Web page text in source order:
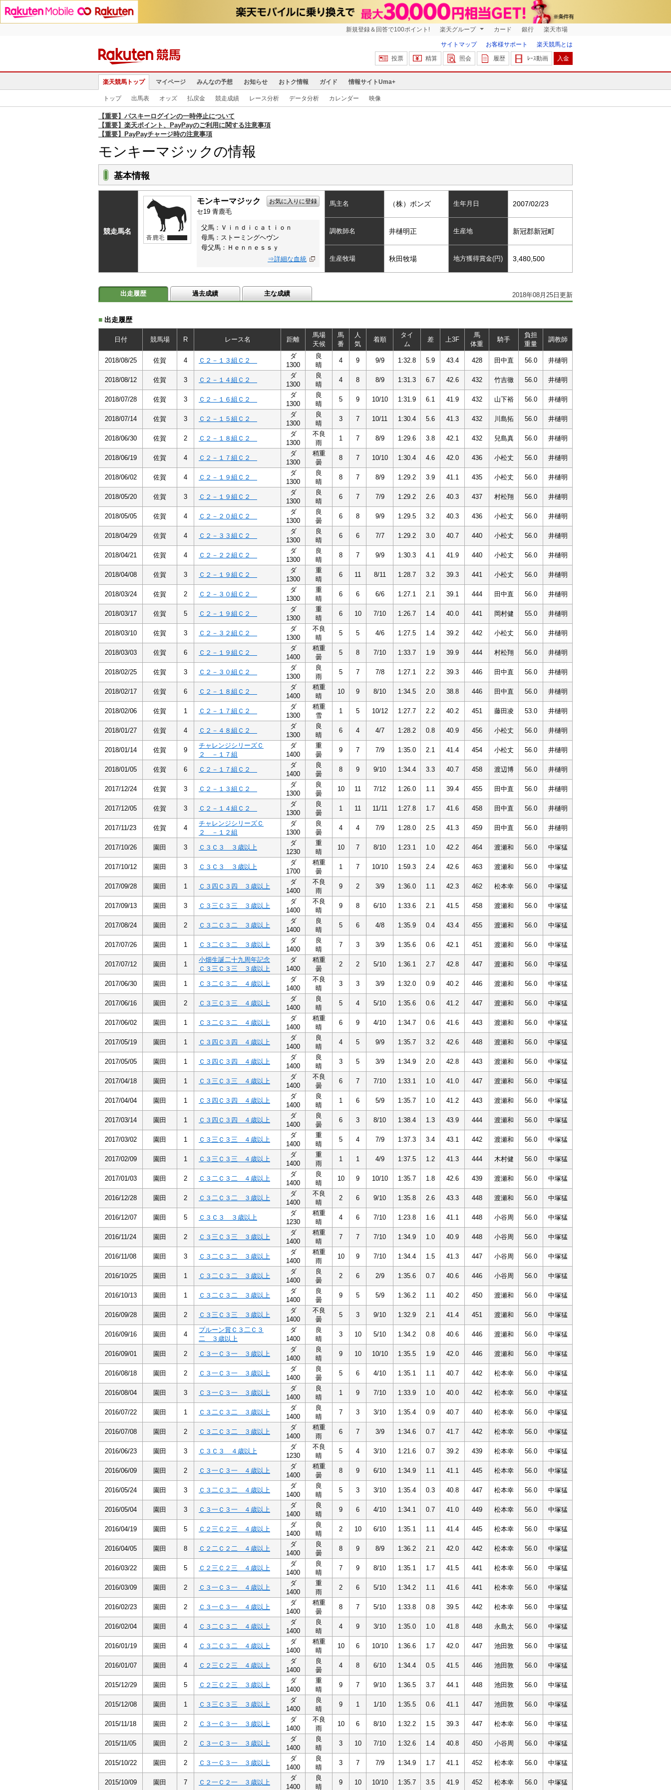
新規登録＆回答で100ポイント! 楽天グループ カード 銀行 楽天市場
サイトマップ お客様サポート
楽天競馬とは
投票
精算 照会 履歴 ﾚｰｽ動画 入金
楽天競馬トップ マイページ みんなの予想 お知らせ おトク情報 ガイド 情報サイトUma+
トップ 出馬表 オッズ 払戻金 競走成績 レース分析 データ分析 カレンダー 映像
【重要】パスキーログインの一時停止について
【重要】楽天ポイント、PayPayのご利用に関する注意事項
【重要】PayPayチャージ時の注意事項
モンキーマジックの情報
基本情報
競走馬名
モンキーマジック お気に入りに登録
セ19 青鹿毛
父馬：Ｖｉｎｄｉｃａｔｉｏｎ
母馬：ストーミングヘヴン
母父馬：Ｈｅｎｎｅｓｓｙ
⇒詳細な血統
馬主名 （株）ボンズ 生年月日 2007/02/23
調教師名 井樋明正 生産地 新冠郡新冠町
生産牧場 秋田牧場 地方獲得賞金(円) 3,480,500
2018年08月25日更新
出走履歴 過去成績 主な成績
■ 出走履歴
日付 競馬場 R レース名 距離
馬場
天候
馬
番
人
気
着順
タイ
ム
差 上3F
馬
体重
騎手
負担
重量
調教師
2018/08/25 佐賀 4 Ｃ２－１３組Ｃ２
ダ
1300
良
晴
4 9 9/9 1:32.8 5.9 43.4 428 田中直 56.0 井樋明
2018/08/12 佐賀 3 Ｃ２－１４組Ｃ２
ダ
1300
良
晴
4 8 8/9 1:31.3 6.7 42.6 432 竹吉徹 56.0 井樋明
2018/07/28 佐賀 3 Ｃ２－１６組Ｃ２
ダ
1300
良
晴
5 9 10/10 1:31.9 6.1 41.9 432 山下裕 56.0 井樋明
2018/07/14 佐賀 3 Ｃ２－１５組Ｃ２
ダ
1300
良
晴
3 7 10/11 1:30.4 5.6 41.3 432 川島拓 56.0 井樋明
2018/06/30 佐賀 2 Ｃ２－１８組Ｃ２
ダ
1300
不良
雨
1 7 8/9 1:29.6 3.8 42.1 432 兒島真 56.0 井樋明
2018/06/19 佐賀 4 Ｃ２－１７組Ｃ２
ダ
1300
稍重
曇
8 7 10/10 1:30.4 4.6 42.0 436 小松丈 56.0 井樋明
2018/06/02 佐賀 4 Ｃ２－１９組Ｃ２
ダ
1300
良
晴
8 7 8/9 1:29.2 3.9 41.1 435 小松丈 56.0 井樋明
2018/05/20 佐賀 3 Ｃ２－１９組Ｃ２
ダ
1300
良
晴
6 7 7/9 1:29.2 2.6 40.3 437 村松翔 56.0 井樋明
2018/05/05 佐賀 4 Ｃ２－２０組Ｃ２
ダ
1300
良
曇
6 8 9/9 1:29.5 3.2 40.3 436 小松丈 56.0 井樋明
2018/04/29 佐賀 4 Ｃ２－３３組Ｃ２
ダ
1300
良
晴
6 6 7/7 1:29.2 3.0 40.7 440 小松丈 56.0 井樋明
2018/04/21 佐賀 4 Ｃ２－２２組Ｃ２
ダ
1300
良
晴
8 7 9/9 1:30.3 4.1 41.9 440 小松丈 56.0 井樋明
2018/04/08 佐賀 3 Ｃ２－１９組Ｃ２
ダ
1300
重
晴
6 11 8/11 1:28.7 3.2 39.3 441 小松丈 56.0 井樋明
2018/03/24 佐賀 2 Ｃ２－３０組Ｃ２
ダ
1300
重
晴
6 6 6/6 1:27.1 2.1 39.1 444 田中直 56.0 井樋明
2018/03/17 佐賀 5 Ｃ２－１９組Ｃ２
ダ
1300
重
晴
6 10 7/10 1:26.7 1.4 40.0 441 岡村健 55.0 井樋明
2018/03/10 佐賀 3 Ｃ２－３２組Ｃ２
ダ
1300
不良
晴
5 5 4/6 1:27.5 1.4 39.2 442 小松丈 56.0 井樋明
2018/03/03 佐賀 6 Ｃ２－１９組Ｃ２
ダ
1400
稍重
曇
5 8 7/10 1:33.7 1.9 39.9 444 村松翔 56.0 井樋明
2018/02/25 佐賀 3 Ｃ２－３０組Ｃ２
ダ
1300
良
雨
5 7 7/8 1:27.1 2.2 39.3 446 田中直 56.0 井樋明
2018/02/17 佐賀 6 Ｃ２－１８組Ｃ２
ダ
1400
稍重
晴
10 9 8/10 1:34.5 2.0 38.8 446 田中直 56.0 井樋明
2018/02/06 佐賀 1 Ｃ２－１７組Ｃ２
ダ
1300
稍重
雪
1 5 10/12 1:27.7 2.2 40.2 451 藤田凌 53.0 井樋明
2018/01/27 佐賀 4 Ｃ２－４８組Ｃ２
ダ
1300
良
晴
6 4 4/7 1:28.2 0.8 40.9 456 小松丈 56.0 井樋明
2018/01/14 佐賀 9
チャレンジシリーズＣ
２ －１７組
ダ
1400
重
曇
9 7 7/9 1:35.0 2.1 41.4 454 小松丈 56.0 井樋明
2018/01/05 佐賀 6 Ｃ２－１７組Ｃ２
ダ
1400
良
曇
8 9 9/10 1:34.4 3.3 40.7 458 渡辺博 56.0 井樋明
2017/12/24 佐賀 3 Ｃ２－１３組Ｃ２
ダ
1300
良
曇
10 11 7/12 1:26.0 1.1 39.4 455 田中直 56.0 井樋明
2017/12/05 佐賀 3 Ｃ２－１４組Ｃ２
ダ
1300
良
曇
1 11 11/11 1:27.8 1.7 41.6 458 田中直 56.0 井樋明
2017/11/23 佐賀 4
チャレンジシリーズＣ
２ －１２組
ダ
1300
良
曇
4 4 7/9 1:28.0 2.5 41.3 459 田中直 56.0 井樋明
2017/10/26 園田 3 Ｃ３Ｃ３ ３歳以上
ダ
1230
重
晴
10 7 8/10 1:23.1 1.0 42.2 464 渡瀬和 56.0 中塚猛
2017/10/12 園田 3 Ｃ３Ｃ３ ３歳以上
ダ
1700
稍重
曇
1 7 10/10 1:59.3 2.4 42.6 463 渡瀬和 56.0 中塚猛
2017/09/28 園田 1 Ｃ３四Ｃ３四 ３歳以上
ダ
1400
不良
雨
9 2 3/9 1:36.0 1.1 42.3 462 松本幸 56.0 中塚猛
2017/09/13 園田 3 Ｃ３三Ｃ３三 ３歳以上
ダ
1400
不良
晴
9 8 6/10 1:33.6 2.1 41.5 458 渡瀬和 56.0 中塚猛
2017/08/24 園田 2 Ｃ３二Ｃ３二 ３歳以上
ダ
1400
良
晴
5 6 4/8 1:35.9 0.4 43.4 455 渡瀬和 56.0 中塚猛
2017/07/26 園田 1 Ｃ３二Ｃ３二 ３歳以上
ダ
1400
良
晴
7 3 3/9 1:35.6 0.6 42.1 451 渡瀬和 56.0 中塚猛
2017/07/12 園田 1
小畑生誕二十九周年記念
Ｃ３三Ｃ３三 ３歳以上
ダ
1400
稍重
曇
2 2 5/10 1:36.1 2.7 42.8 447 渡瀬和 56.0 中塚猛
2017/06/30 園田 1 Ｃ３二Ｃ３二 ４歳以上
ダ
1400
不良
晴
3 3 3/9 1:32.0 0.9 40.2 446 渡瀬和 56.0 中塚猛
2017/06/16 園田 2 Ｃ３三Ｃ３三 ４歳以上
ダ
1400
良
晴
5 4 5/10 1:35.6 0.6 41.2 447 渡瀬和 56.0 中塚猛
2017/06/02 園田 1 Ｃ３二Ｃ３二 ４歳以上
ダ
1400
稍重
晴
6 9 4/10 1:34.7 0.6 41.6 443 渡瀬和 56.0 中塚猛
2017/05/19 園田 1 Ｃ３四Ｃ３四 ４歳以上
ダ
1400
良
晴
4 5 9/9 1:35.7 3.2 42.6 448 渡瀬和 56.0 中塚猛
2017/05/05 園田 1 Ｃ３四Ｃ３四 ４歳以上
ダ
1400
良
晴
3 5 3/9 1:34.9 2.0 42.8 443 渡瀬和 56.0 中塚猛
2017/04/18 園田 1 Ｃ３三Ｃ３三 ４歳以上
ダ
1400
不良
曇
6 7 7/10 1:33.1 1.0 41.0 447 渡瀬和 56.0 中塚猛
2017/04/04 園田 1 Ｃ３四Ｃ３四 ４歳以上
ダ
1400
良
晴
1 6 5/9 1:35.7 1.0 41.2 443 渡瀬和 56.0 中塚猛
2017/03/14 園田 1 Ｃ３四Ｃ３四 ４歳以上
ダ
1400
良
曇
6 3 8/10 1:38.4 1.3 43.9 444 渡瀬和 56.0 中塚猛
2017/03/02 園田 1 Ｃ３三Ｃ３三 ４歳以上
ダ
1400
重
晴
5 4 7/9 1:37.3 3.4 43.1 442 渡瀬和 56.0 中塚猛
2017/02/09 園田 1 Ｃ３三Ｃ３三 ４歳以上
ダ
1400
重
雨
1 1 4/9 1:37.5 1.2 41.3 444 木村健 56.0 中塚猛
2017/01/03 園田 2 Ｃ３二Ｃ３二 ４歳以上
ダ
1400
良
晴
10 9 10/10 1:35.7 1.8 42.6 439 渡瀬和 56.0 中塚猛
2016/12/28 園田 2 Ｃ３二Ｃ３二 ３歳以上
ダ
1400
不良
晴
2 6 9/10 1:35.8 2.6 43.3 448 渡瀬和 56.0 中塚猛
2016/12/07 園田 5 Ｃ３Ｃ３ ３歳以上
ダ
1230
稍重
晴
4 6 7/10 1:23.8 1.6 41.1 448 小谷周 56.0 中塚猛
2016/11/24 園田 2 Ｃ３三Ｃ３三 ３歳以上
ダ
1400
稍重
晴
7 7 7/10 1:34.9 1.0 40.9 448 小谷周 56.0 中塚猛
2016/11/08 園田 3 Ｃ３二Ｃ３二 ３歳以上
ダ
1400
稍重
雨
10 9 7/10 1:34.4 1.5 41.3 447 小谷周 56.0 中塚猛
2016/10/25 園田 1 Ｃ３二Ｃ３二 ３歳以上
ダ
1400
良
曇
2 6 2/9 1:35.6 0.7 40.6 446 小谷周 56.0 中塚猛
2016/10/13 園田 1 Ｃ３二Ｃ３二 ３歳以上
ダ
1400
良
曇
9 5 5/9 1:36.2 1.1 40.2 450 渡瀬和 56.0 中塚猛
2016/09/28 園田 2 Ｃ３三Ｃ３三 ３歳以上
ダ
1400
不良
曇
5 3 9/10 1:32.9 2.1 41.4 451 渡瀬和 56.0 中塚猛
2016/09/16 園田 4
プルーン賞Ｃ３二Ｃ３
二 ３歳以上
ダ
1400
良
晴
3 10 5/10 1:34.2 0.8 40.6 446 渡瀬和 56.0 中塚猛
2016/09/01 園田 2 Ｃ３一Ｃ３一 ３歳以上
ダ
1400
良
晴
9 10 10/10 1:35.5 1.9 42.0 446 渡瀬和 56.0 中塚猛
2016/08/18 園田 2 Ｃ３一Ｃ３一 ３歳以上
ダ
1400
良
曇
5 6 4/10 1:35.1 1.1 40.7 442 松本幸 56.0 中塚猛
2016/08/04 園田 3 Ｃ３一Ｃ３一 ３歳以上
ダ
1400
良
晴
1 9 7/10 1:33.9 1.0 40.0 442 松本幸 56.0 中塚猛
2016/07/22 園田 1 Ｃ３二Ｃ３二 ３歳以上
ダ
1400
良
晴
7 3 3/10 1:35.4 0.9 40.7 440 松本幸 56.0 中塚猛
2016/07/08 園田 2 Ｃ３二Ｃ３二 ３歳以上
ダ
1400
稍重
雨
6 7 3/9 1:34.6 0.7 41.7 442 松本幸 56.0 中塚猛
2016/06/23 園田 3 Ｃ３Ｃ３ ４歳以上
ダ
1230
不良
晴
5 4 3/10 1:21.6 0.7 39.2 439 松本幸 56.0 中塚猛
2016/06/09 園田 2 Ｃ３一Ｃ３一 ４歳以上
ダ
1400
稍重
曇
8 9 6/10 1:34.9 1.1 41.1 445 松本幸 56.0 中塚猛
2016/05/24 園田 3 Ｃ３二Ｃ３二 ４歳以上
ダ
1400
良
晴
5 3 3/10 1:35.4 0.3 40.8 447 松本幸 56.0 中塚猛
2016/05/04 園田 3 Ｃ３一Ｃ３一 ４歳以上
ダ
1400
良
晴
9 6 4/10 1:34.1 0.7 41.0 449 松本幸 56.0 中塚猛
2016/04/19 園田 5 Ｃ２三Ｃ２三 ４歳以上
ダ
1400
良
晴
2 10 6/10 1:35.1 1.1 41.4 445 松本幸 56.0 中塚猛
2016/04/05 園田 8 Ｃ２二Ｃ２二 ４歳以上
ダ
1400
良
曇
8 9 8/9 1:36.2 2.1 42.0 442 松本幸 56.0 中塚猛
2016/03/22 園田 5 Ｃ２三Ｃ２三 ４歳以上
ダ
1400
良
晴
7 9 8/10 1:35.1 1.7 41.5 441 松本幸 56.0 中塚猛
2016/03/09 園田 2 Ｃ３一Ｃ３一 ４歳以上
ダ
1400
重
雨
2 6 5/10 1:34.2 1.1 41.6 441 松本幸 56.0 中塚猛
2016/02/23 園田 2 Ｃ３一Ｃ３一 ４歳以上
ダ
1400
稍重
曇
8 7 5/10 1:33.8 0.8 39.5 442 松本幸 56.0 中塚猛
2016/02/04 園田 4 Ｃ３二Ｃ３二 ４歳以上
ダ
1400
良
晴
4 9 3/10 1:35.0 1.0 41.8 448 永島太 56.0 中塚猛
2016/01/19 園田 4 Ｃ３二Ｃ３二 ４歳以上
ダ
1400
稍重
晴
10 6 10/10 1:36.6 1.7 42.0 447 池田敦 56.0 中塚猛
2016/01/07 園田 4 Ｃ２三Ｃ２三 ４歳以上
ダ
1400
良
曇
4 8 6/10 1:34.4 0.5 41.5 446 池田敦 56.0 中塚猛
2015/12/29 園田 5 Ｃ２三Ｃ２三 ３歳以上
ダ
1400
重
晴
9 7 9/10 1:36.5 3.7 44.1 448 池田敦 56.0 中塚猛
2015/12/08 園田 1 Ｃ３三Ｃ３三 ３歳以上
ダ
1400
良
晴
9 1 1/10 1:35.5 0.6 41.1 447 池田敦 56.0 中塚猛
2015/11/18 園田 2 Ｃ３一Ｃ３一 ３歳以上
ダ
1400
不良
雨
10 6 8/10 1:32.2 1.5 39.3 447 松本幸 56.0 中塚猛
2015/11/05 園田 2 Ｃ３一Ｃ３一 ３歳以上
ダ
1400
良
晴
3 10 7/10 1:32.6 1.4 40.8 450 小谷周 56.0 中塚猛
2015/10/22 園田 2 Ｃ３一Ｃ３一 ３歳以上
ダ
1400
良
晴
3 7 7/9 1:34.9 1.7 41.1 452 松本幸 56.0 中塚猛
2015/10/09 園田 7 Ｃ２一Ｃ２一 ３歳以上
ダ
1400
良
晴
9 10 10/10 1:35.7 3.5 41.9 452 松本幸 56.0 中塚猛